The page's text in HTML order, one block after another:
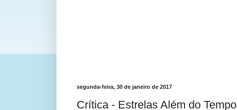
segunda-feira, 30 de janeiro de 2017
Crítica - Estrelas Além do Tempo